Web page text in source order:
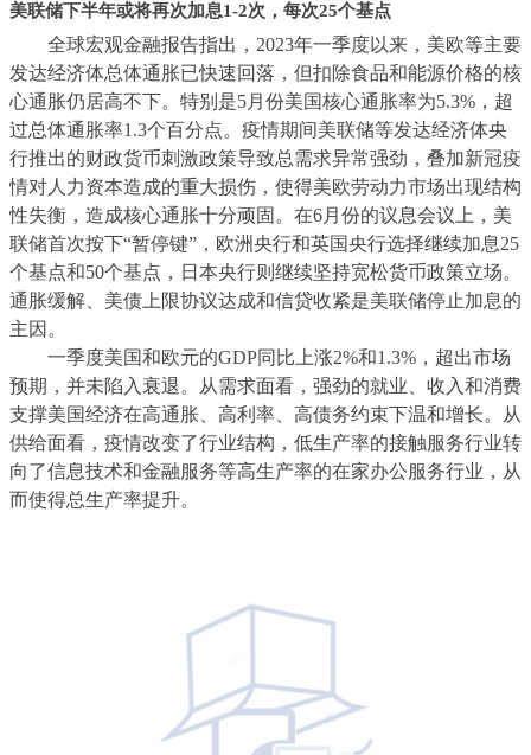
美联储下半年或将再次加息1-2次，每次25个基点
全球宏观金融报告指出，2023年一季度以来，美欧等主要
发达经济体总体通胀已快速回落，但扣除食品和能源价格的核
心通胀仍居高不下。特别是5月份美国核心通胀率为5.3%，超
过总体通胀率1.3个百分点。疫情期间美联储等发达经济体央
行推出的财政货币刺激政策导致总需求异常强劲，叠加新冠疫
情对人力资本造成的重大损伤，使得美欧劳动力市场出现结构
性失衡，造成核心通胀十分顽固。在6月份的议息会议上，美
联储首次按下“暂停键”，欧洲央行和英国央行选择继续加息25
个基点和50个基点，日本央行则继续坚持宽松货币政策立场。
通胀缓解、美债上限协议达成和信贷收紧是美联储停止加息的
主因。
一季度美国和欧元的GDP同比上涨2%和1.3%，超出市场
预期，并未陷入衰退。从需求面看，强劲的就业、收入和消费
支撑美国经济在高通胀、高利率、高债务约束下温和增长。从
供给面看，疫情改变了行业结构，低生产率的接触服务行业转
向了信息技术和金融服务等高生产率的在家办公服务行业，从
而使得总生产率提升。